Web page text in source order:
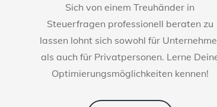
Sich von einem Treuhänder in
Steuerfragen professionell beraten zu
lassen lohnt sich sowohl für
als auch für Privatpersonen. Lerne
Optimierungsmöglichkeiten kennen!